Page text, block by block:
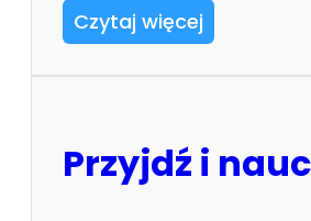
Czytaj więcej
Przyjdź i